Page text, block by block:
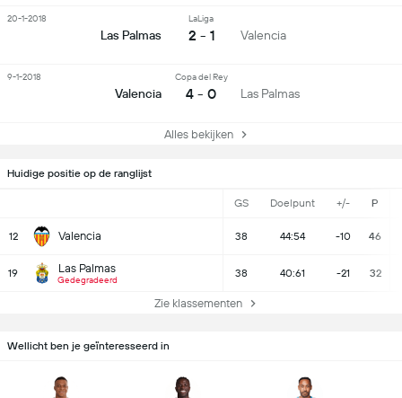
Huidige positie op de ranglijst
GS Doelpunt +/- P
12 Valencia 38 44:54 -10 46
19 Las Palmas
Gedegradeerd
38 40:61 -21 32
Zie klassementen
Las Palmas
LaLiga
2 - 1 Valencia
20-1-2018
Valencia
Copa del Rey
4 - 0 Las Palmas
9-1-2018
Alles bekijken
Wellicht ben je geïnteresseerd in